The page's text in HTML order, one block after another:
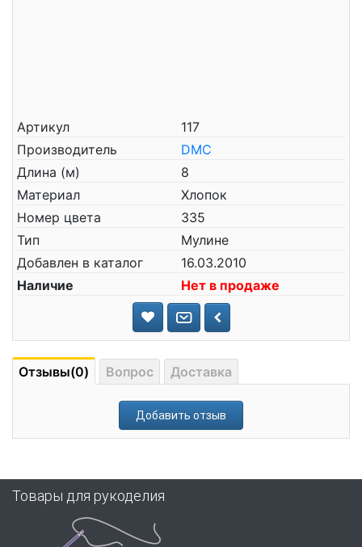
Артикул
117
Производитель
DMC
Длина (м)
8
Материал
Хлопок
Номер цвета
335
Тип
Мулине
Добавлен в каталог
16.03.2010
Наличие
Нет в продаже
Отзывы(0) Вопрос Доставка
Добавить отзыв
Товары для рукоделия